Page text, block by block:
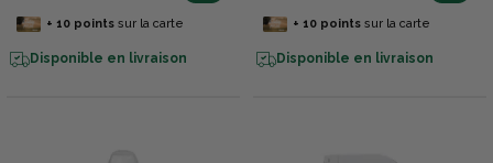
+ 10pointssur la carte
Disponible en livraison
+ 10pointssur la carte
Disponible en livraison